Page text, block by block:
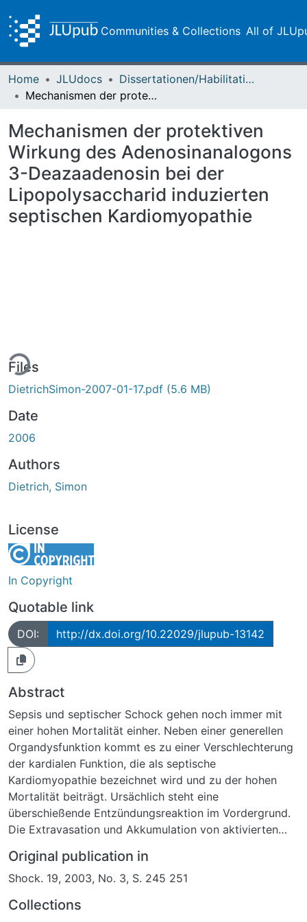
Communities & Collections All of
Home JLUdocs
Dissertationen/Habilitationen
Mechanismen der protektiven Wirkung des Adenosinanalogons 3-Deazaadenosin bei der Lipopolysaccharid induzierten septischen Kardiomyopathie
Mechanismen der protektiven
Wirkung des Adenosinanalogons
3-Deazaadenosin bei der
Lipopolysaccharid induzierten
septischen Kardiomyopathie
Files
DietrichSimon-2007-01-17.pdf (5.6 MB)
Date
2006
Authors
Dietrich, Simon
License
In Copyright
Quotable link
DOI: http://dx.doi.org/10.22029/jlupub-13142
Abstract
Sepsis und septischer Schock gehen noch immer mit
einer hohen Mortalität einher. Neben einer generellen
Organdysfunktion kommt es zu einer Verschlechterung
der kardialen Funktion, die als septische
Kardiomyopathie bezeichnet wird und zu der hohen
Mortalität beiträgt. Ursächlich steht eine
überschießende Entzündungsreaktion im Vordergrund.
Die Extravasation und Akkumulation von aktivierten
da es dadurch zu einer exzessiven lokalen Freisetzung
von Entzündungsmediatoren im Herzgewebe kommt.
der S-Adenosylhomocysteinhydrolase, sind
Original publication in
Shock. 19, 2003, No. 3, S. 245 251
Collections